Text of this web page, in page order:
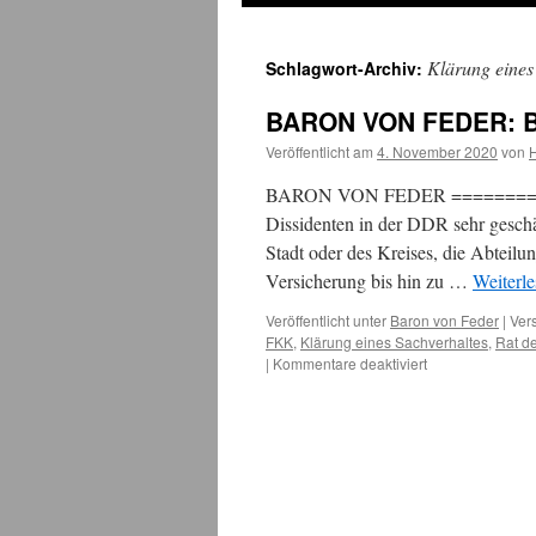
Schlagwort-Archiv: Klärung
BARON VON
Veröffentlicht am 4. November 2020 von
BARON VON FEDER
Dissidenten in der DDR sehr
Stadt oder des Kreises, die
Versicherung bis hin zu …
Veröffentlicht unter Baron von Feder |
FKK, Klärung eines Sachverhaltes, Rat
| Kommentare deaktiviertfür